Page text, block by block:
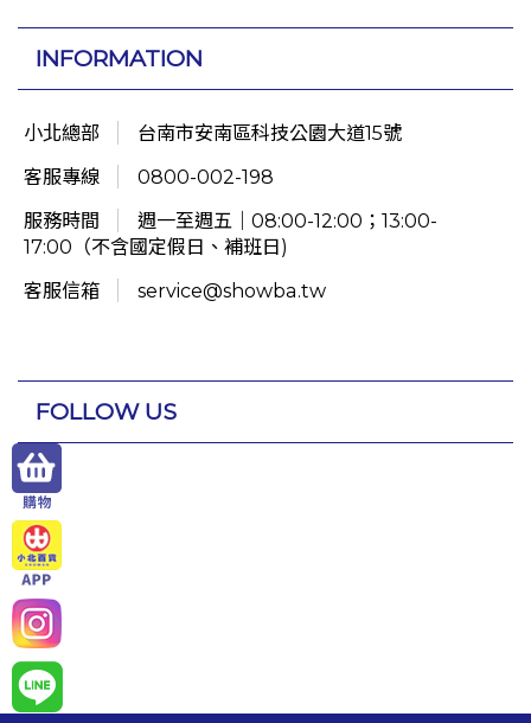
INFORMATION
小北總部
台南市安南區科技公園大道15號
客服專線
0800-002-198
服務時間
週一至週五｜08:00-12:00；13:00-
17:00（不含國定假日、補班日)
客服信箱
service@showba.tw
FOLLOW US